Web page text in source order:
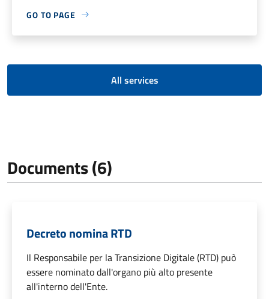
GO TO PAGE
All services
Documents (6)
Decreto nomina RTD
Il Responsabile per la Transizione Digitale (RTD) può
essere nominato dall'organo più alto presente
all'interno dell'Ente.